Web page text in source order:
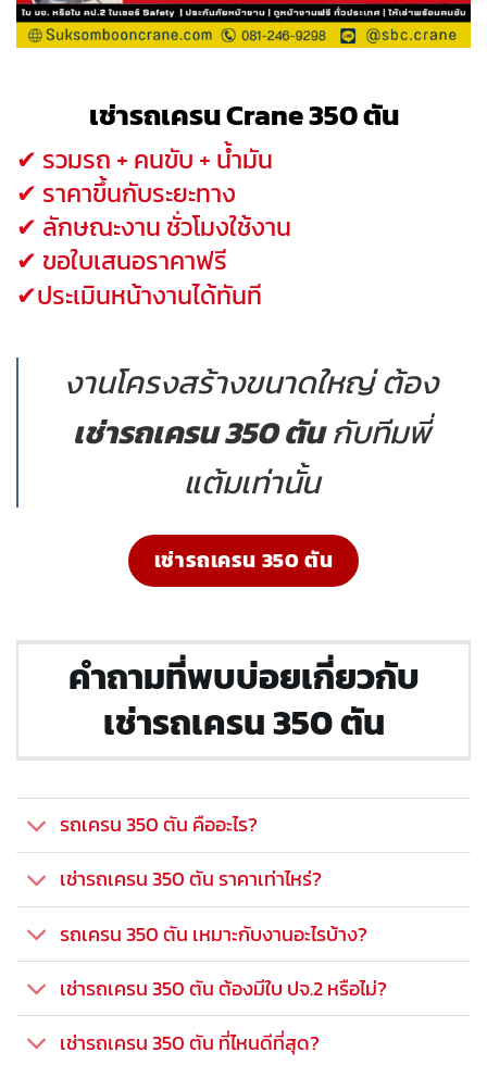
เช่ารถเครน Crane 350 ตัน
✔ รวมรถ + คนขับ + น้ำมัน
✔ ราคาขึ้นกับระยะทาง
✔ ลักษณะงาน ชั่วโมงใช้งาน
✔ ขอใบเสนอราคาฟรี
✔ประเมินหน้างานได้ทันที
งานโครงสร้างขนาดใหญ่ ต้อง
เช่ารถเครน 350 ตันกับทีมพี่
แต้มเท่านั้น
เช่ารถเครน 350 ตัน
คำถามที่พบบ่อยเกี่ยวกับ
เช่ารถเครน 350 ตัน
รถเครน 350 ตัน คืออะไร?
เช่ารถเครน 350 ตัน ราคาเท่าไหร่?
รถเครน 350 ตัน เหมาะกับงานอะไรบ้าง?
เช่ารถเครน 350 ตัน ต้องมีใบ ปจ.2 หรือไม่?
เช่ารถเครน 350 ตัน ที่ไหนดีที่สุด?